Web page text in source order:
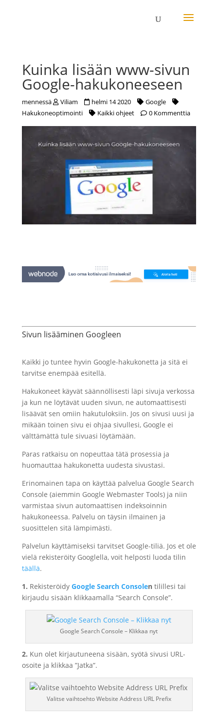
Kuinka lisään www-sivun
Google-hakukoneeseen
mennessä Viliam helmi 14 2020
Google
Hakukoneoptimointi
Kaikki ohjeet 0 Kommenttia
Sivun lisääminen Googleen
Kaikki jo tuntee hyvin Google-hakukonetta ja sitä ei
tarvitse enempää esitellä.
Hakukoneet käyvät säännöllisesti läpi sivuja verkossa
ja kun ne löytävät uuden sivun, ne automaattisesti
lisäävät sen omiin hakutuloksiin. Jos on sivusi uusi ja
mikään toinen sivu ei ohjaa sivullesi, Google ei
välttämättä tule sivuasi löytämään.
Paras ratkaisu on nopeuttaa tätä prosessia ja
huomauttaa hakukonetta uudesta sivustasi.
Erinomainen tapa on käyttää palvelua Google Search
Console (aiemmin Google Webmaster Tools) ja niin
varmistaa sivun automaattisen indeksoinnin
hakukoneessa. Palvelu on täysin ilmainen ja
suosittelen sitä lämpimästi.
Palvelun käyttämiseksi tarvitset Google-tiliä. Jos et ole
vielä rekisteröity Googlella, voit helposti luoda tilin
täällä.
1. Rekisteröidy Google Search Consolentilillesi tai
kirjaudu sisään klikkaamalla “Search Console”.
Google Search Console – Klikkaa nyt
2. Kun olet kirjautuneena sisään, syötä sivusi URL-
osoite ja klikkaa ”Jatka”.
Valitse vaihtoehto Website Address URL Prefix